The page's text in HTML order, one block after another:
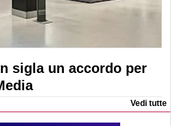
sigla un accordo per
Vedi tutte